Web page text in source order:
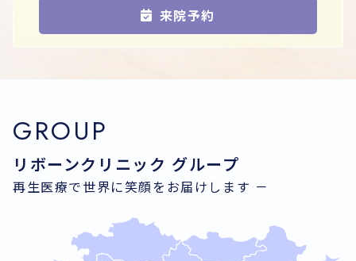
来院予約
GROUP
リボーンクリニック グループ
再生医療で世界に笑顔をお届けします －